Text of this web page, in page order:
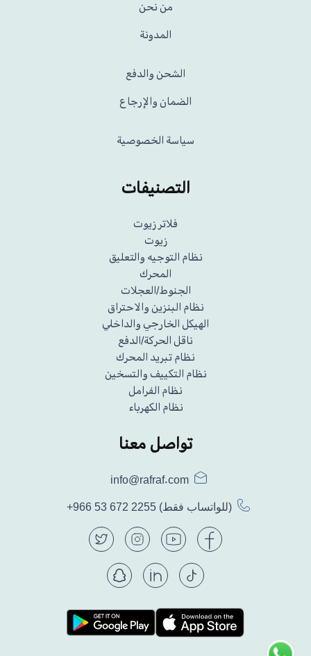
من نحن
المدونة
الشحن والدفع
الضمان والإرجاع
سياسة الخصوصية
التصنيفات
فلاتر زيوت
زيوت
نظام التوجيه والتعليق
المحرك
الجنوط/العجلات
نظام البنزين والاحتراق
الهيكل الخارجي والداخلي
ناقل الحركة/الدفع
نظام تبريد المحرك
نظام التكييف والتسخين
نظام الفرامل
نظام الكهرباء
تواصل معنا
info@rafraf.com
+966 53 672 2255 (للواتساب فقط)